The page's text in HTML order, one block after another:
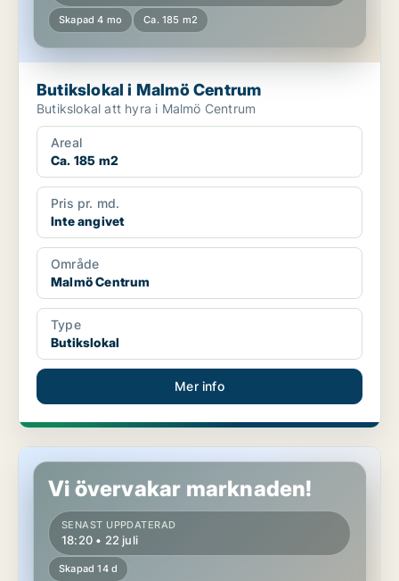
Skapad 4 mo Ca. 185 m2
Butikslokal i Malmö Centrum
Butikslokal att hyra i Malmö Centrum
Areal
Ca. 185 m2
Pris pr. md.
Inte angivet
Område
Malmö Centrum
Type
Butikslokal
Mer info
Butikslokal i Malmö Centrum
Vi övervakar marknaden!
SENAST UPPDATERAD
18:20 • 22 juli
Skapad 14 d